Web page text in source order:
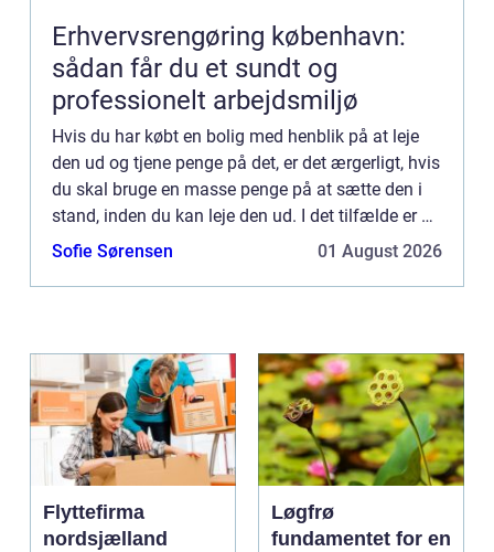
Erhvervsrengøring københavn:
sådan får du et sundt og
professionelt arbejdsmiljø
Hvis du har købt en bolig med henblik på at leje
den ud og tjene penge på det, er det ærgerligt, hvis
du skal bruge en masse penge på at sætte den i
stand, inden du kan leje den ud. I det tilfælde er du
sikk...
Sofie Sørensen 01 August 2026
Flyttefirma
nordsjælland
Løgfrø
fundamentet for en